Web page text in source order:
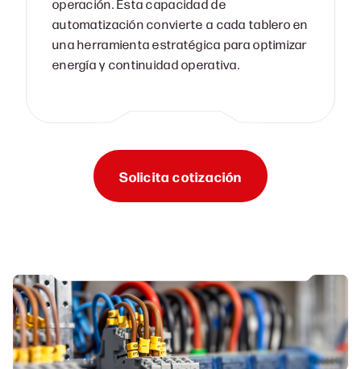
operación. Esta capacidad de
automatización convierte a cada tablero en
una herramienta estratégica para optimizar
energía y continuidad operativa.
Solicita cotización